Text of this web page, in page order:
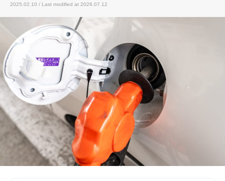
2025.02.10 / Last modified at 2026.07.12